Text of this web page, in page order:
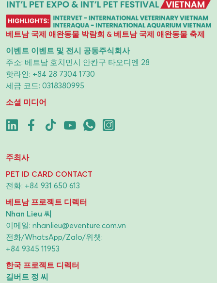
베트남 국제 애완동물 박람회 & 베트남 국제 애완동물 축제
이벤트 이벤트 및 전시 공동주식회사
주소: 베트남 호치민시 안칸구 타오디엔 28
핫라인: +84 28 7304 1730
세금 코드: 0318380995
소셜 미디어
주최사
PET ID CARD CONTACT
전화: +84 931 650 613
베트남 프로젝트 디렉터
Nhan Lieu 씨
이메일: nhanlieu@eventure.com.vn
전화/WhatsApp/Zalo/위챗:
+84 9345 11953
한국 프로젝트 디렉터
길버트 정 씨